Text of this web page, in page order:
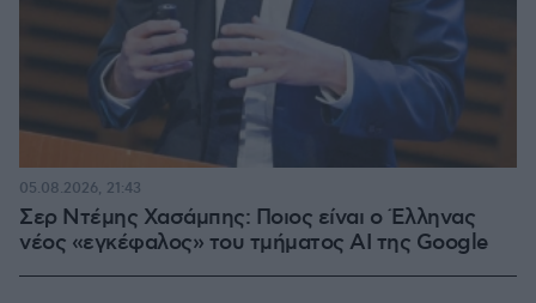
Σερ Ντέμης Χασάμπης: Ποιος είναι ο Έλληνας
νέος «εγκέφαλος» του τμήματος AI της Google
05.08.2026, 21:43